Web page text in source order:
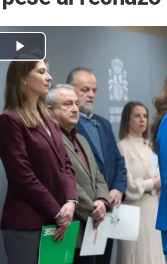
Archivo - Imagen de archivo de la ministra de Sanidad,
Infosalus
Actualizado: martes, 2 junio 2026 15:22
MADRID, 2 Jun. (EUROPA
El Consejo de Ministros ha
del Estatuto Marco del
reforma que actualiza el
décadas tras casi cuatro
El pasado mes de enero, el
representados en el Ámbito de